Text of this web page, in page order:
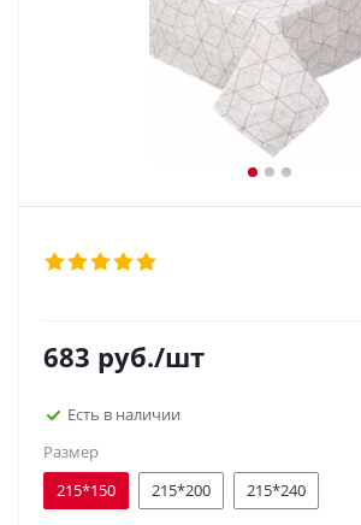
683 руб./шт
Есть в наличии
Размер
215*150
215*200 215*240